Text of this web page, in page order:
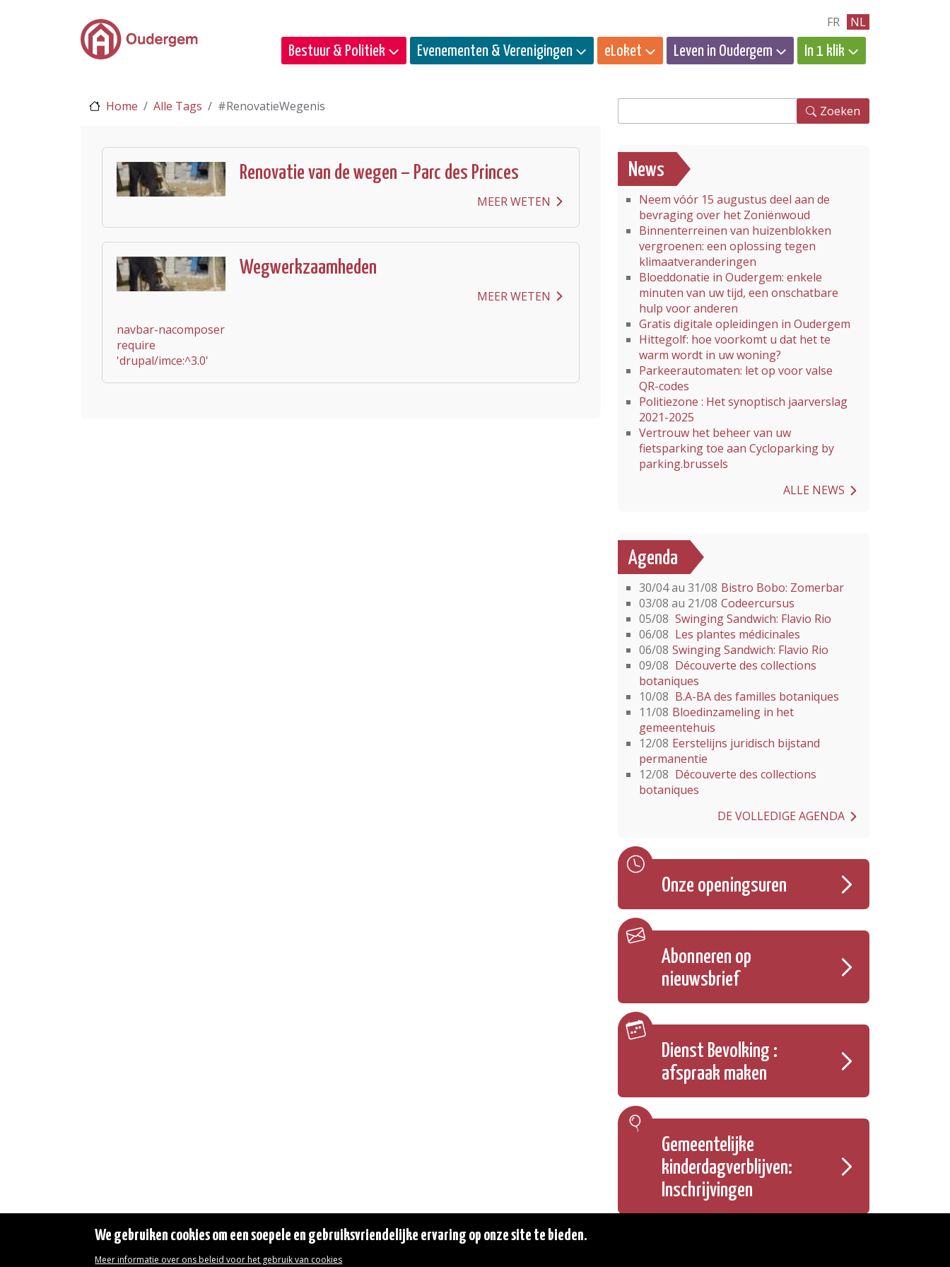
Ga naar de hoofdinhoud FR NL
Bestuur & Politiek Evenementen & Verenigingen eLoket Leven in Oudergem In 1 klik
Home Alle Tags #RenovatieWegenis
Renovatie van de wegen – Parc des Princes
MEER WETEN
Wegwerkzaamheden
MEER WETEN
navbar-nacomposer
require
'drupal/imce:^3.0'
Zoeken
News
Neem vóór 15 augustus deel aan de
bevraging over het Zoniënwoud
Binnenterreinen van huizenblokken
vergroenen: een oplossing tegen
klimaatveranderingen
Bloeddonatie in Oudergem: enkele
minuten van uw tijd, een onschatbare
hulp voor anderen
Gratis digitale opleidingen in Oudergem
Hittegolf: hoe voorkomt u dat het te
warm wordt in uw woning?
Parkeerautomaten: let op voor valse
QR-codes
Politiezone : Het synoptisch jaarverslag
2021-2025
Vertrouw het beheer van uw
fietsparking toe aan Cycloparking by
parking.brussels
ALLE NEWS
Agenda
30/04 au 31/08 Bistro Bobo: Zomerbar
03/08 au 21/08 Codeercursus
05/08 Swinging Sandwich: Flavio Rio
06/08 Les plantes médicinales
06/08 Swinging Sandwich: Flavio Rio
09/08 Découverte des collections
botaniques
10/08 B.A-BA des familles botaniques
11/08 Bloedinzameling in het
gemeentehuis
12/08 Eerstelijns juridisch bijstand
permanentie
12/08 Découverte des collections
botaniques
DE VOLLEDIGE AGENDA
Onze openingsuren
Abonneren op
nieuwsbrief
Dienst Bevolking :
afspraak maken
Gemeentelijke
kinderdagverblijven:
Inschrijvingen
We gebruiken cookies om een soepele en gebruiksvriendelijke ervaring op onze site te bieden.
Meer informatie over ons beleid voor het gebruik van cookies